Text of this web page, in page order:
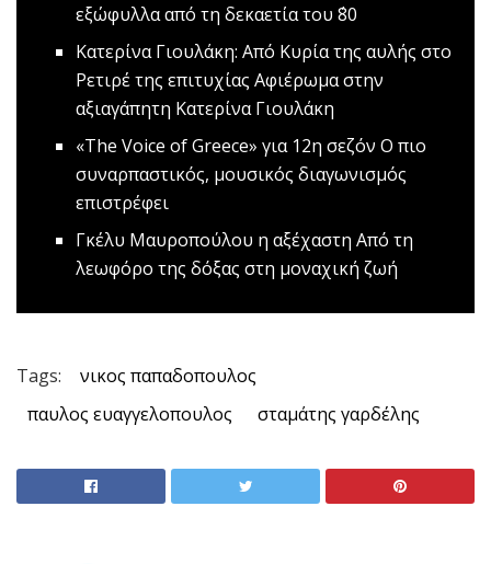
εξώφυλλα από τη δεκαετία του ΄80
Κατερίνα Γιουλάκη: Από Κυρία της αυλής στο
Ρετιρέ της επιτυχίας Αφιέρωμα στην
αξιαγάπητη Κατερίνα Γιουλάκη
«The Voice of Greece» για 12η σεζόν O πιο
συναρπαστικός, μουσικός διαγωνισμός
επιστρέφει
Γκέλυ Μαυροπούλου η αξέχαστη Από τη
λεωφόρο της δόξας στη μοναχική ζωή
Tags:
νικος παπαδοπουλος
παυλος ευαγγελοπουλος
σταμάτης γαρδέλης